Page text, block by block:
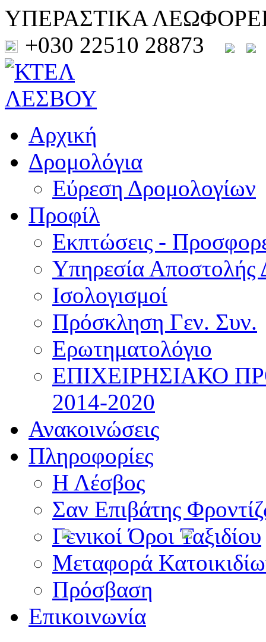
ΥΠΕΡΑΣΤΙΚΑ
+030 22510 28873
Αρχική
Δρομολόγια
Εύρεση Δρομολογίων
Προφίλ
Εκπτώσεις -
Υπηρεσία Αποστολής
Ισολογισμοί
Πρόσκληση Γεν. Συν.
Ερωτηματολόγιο
ΕΠΙΧΕΙΡΗΣΙΑΚΟ
2014-2020
Ανακοινώσεις
Πληροφορίες
Η Λέσβος
Σαν Επιβάτης
Γενικοί Όροι Ταξιδίου
Μεταφορά
Πρόσβαση
Επικοινωνία